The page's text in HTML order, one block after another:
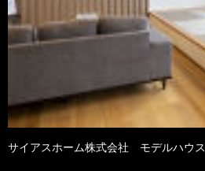
サイアスホーム株式会社 モデルハウス